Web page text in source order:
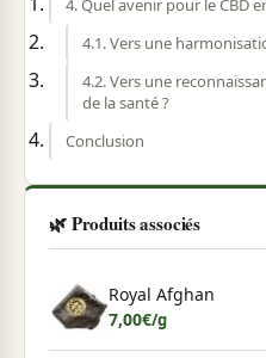
4. Quel avenir pour le CBD
4.1. Vers une
4.2. Vers une
de la santé ?
Conclusion
🌿 Produits associés
Royal Afghan
7,00€/g